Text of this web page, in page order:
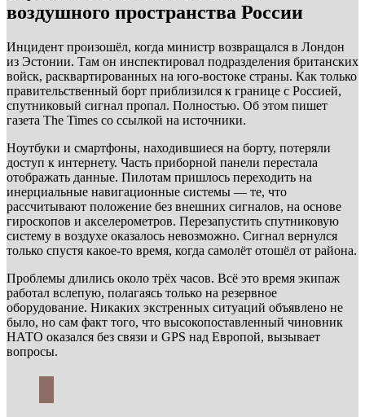
воздушного пространства России
Инцидент произошёл, когда министр возвращался в Лондон
из Эстонии. Там он инспектировал подразделения британских
войск, расквартированных на юго-востоке страны. Как только
правительственный борт приблизился к границе с Россией,
спутниковый сигнал пропал. Полностью. Об этом пишет
газета The Times со ссылкой на источники.
Ноутбуки и смартфоны, находившиеся на борту, потеряли
доступ к интернету. Часть приборной панели перестала
отображать данные. Пилотам пришлось переходить на
инерциальные навигационные системы — те, что
рассчитывают положение без внешних сигналов, на основе
гироскопов и акселерометров. Перезапустить спутниковую
систему в воздухе оказалось невозможно. Сигнал вернулся
только спустя какое-то время, когда самолёт отошёл от района.
Проблемы длились около трёх часов. Всё это время экипаж
работал вслепую, полагаясь только на резервное
оборудование. Никаких экстренных ситуаций объявлено не
было, но сам факт того, что высокопоставленный чиновник
НАТО оказался без связи и GPS над Европой, вызывает
вопросы.